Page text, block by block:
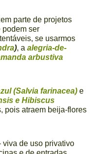
parte de projetos
podem ser
se usarmos
), a alegria-de-
arbustiva
(Salvia farinacea) e
e Hibiscus
pois atraem beija-flores
viva de uso privativo